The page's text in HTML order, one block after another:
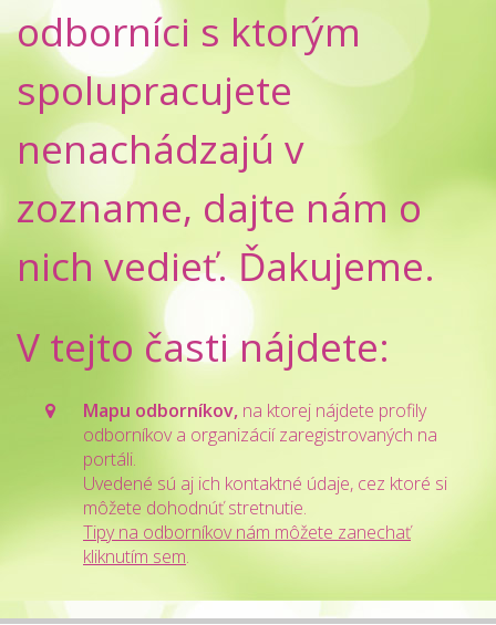
odborníci s ktorým
spolupracujete
nenachádzajú v
zozname, dajte nám o
nich vedieť. Ďakujeme.
V tejto časti nájdete:
Mapu odborníkov, na ktorej nájdete profily
odborníkov a organizácií zaregistrovaných na
portáli.
Uvedené sú aj ich kontaktné údaje, cez ktoré si
môžete dohodnúť stretnutie.
Tipy na odborníkov nám môžete zanechať
kliknutím sem.